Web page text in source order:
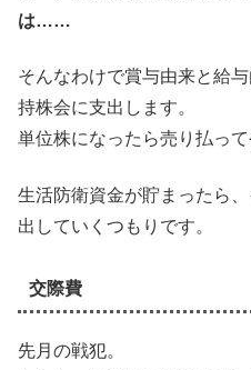
は……
そんなわけで賞与由来と給
持株会に支出します。
単位株になったら売り払って
生活防衛資金が貯まったら
出していくつもりです。
交際費
先月の戦犯。